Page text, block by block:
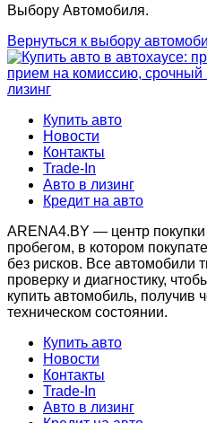
Выбору Автомобиля.
Вернуться к выбору
Купить авто
Новости
Контакты
Trade-In
Авто в лизинг
Кредит на авто
ARENA4.BY — центр
пробегом, в котором
без рисков. Все автомобили
проверку и диагностику,
купить автомобиль,
техническом состоянии.
Купить авто
Новости
Контакты
Trade-In
Авто в лизинг